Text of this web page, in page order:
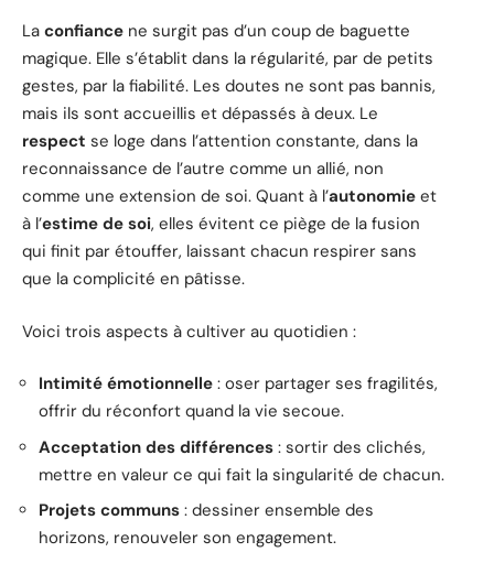
La confiance ne surgit pas d’un coup de baguette
magique. Elle s’établit dans la régularité, par de petits
gestes, par la fiabilité. Les doutes ne sont pas bannis,
mais ils sont accueillis et dépassés à deux. Le
respect se loge dans l’attention constante, dans la
reconnaissance de l’autre comme un allié, non
comme une extension de soi. Quant à l’autonomie et
à l’estime de soi, elles évitent ce piège de la fusion
qui finit par étouffer, laissant chacun respirer sans
que la complicité en pâtisse.
Voici trois aspects à cultiver au quotidien :
Intimité émotionnelle : oser partager ses fragilités,
offrir du réconfort quand la vie secoue.
Acceptation des différences : sortir des clichés,
mettre en valeur ce qui fait la singularité de chacun.
Projets communs : dessiner ensemble des
horizons, renouveler son engagement.